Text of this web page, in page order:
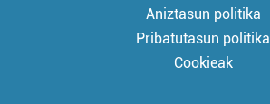
Aniztasun politika
Pribatutasun politika
Cookieak